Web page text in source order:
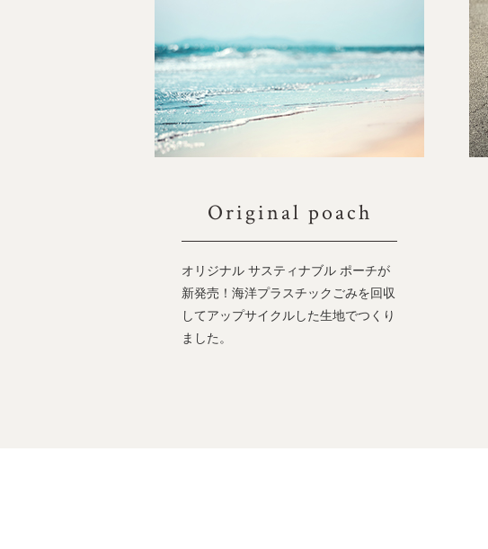
Original poach
オリジナル サスティナブル ポーチが
新発売！海洋プラスチックごみを回収
してアップサイクルした生地でつくり
ました。